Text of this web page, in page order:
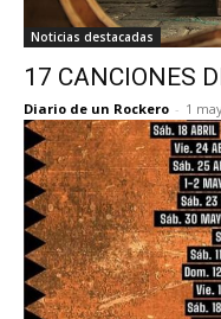
Noticias destacadas
17 CANCIONES
Diario de un Rockero - 1